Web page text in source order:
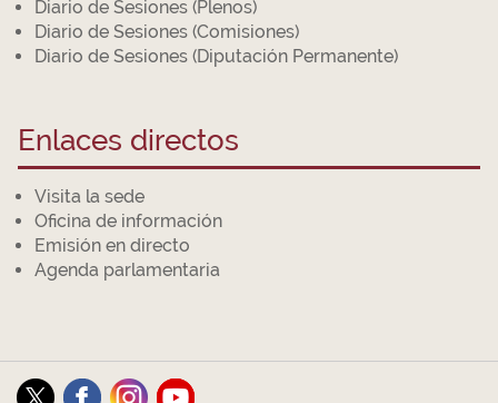
Diario de Sesiones (Plenos)
Diario de Sesiones (Comisiones)
Diario de Sesiones (Diputación Permanente)
Enlaces directos
Visita la sede
Oficina de información
Emisión en directo
Agenda parlamentaria